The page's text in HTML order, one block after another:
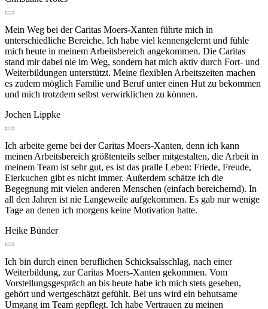
Mein Weg bei der Caritas Moers-Xanten führte mich in
unterschiedliche Bereiche. Ich habe viel kennengelernt und fühle
mich heute in meinem Arbeitsbereich angekommen. Die Caritas
stand mir dabei nie im Weg, sondern hat mich aktiv durch Fort- und
Weiterbildungen unterstützt. Meine flexiblen Arbeitszeiten machen
es zudem möglich Familie und Beruf unter einen Hut zu bekommen
und mich trotzdem selbst verwirklichen zu können.
Jochen Lippke
Ich arbeite gerne bei der Caritas Moers-Xanten, denn ich kann
meinen Arbeitsbereich größtenteils selber mitgestalten, die Arbeit in
meinem Team ist sehr gut, es ist das pralle Leben: Friede, Freude,
Eierkuchen gibt es nicht immer. Außerdem schätze ich die
Begegnung mit vielen anderen Menschen (einfach bereichernd). In
all den Jahren ist nie Langeweile aufgekommen. Es gab nur wenige
Tage an denen ich morgens keine Motivation hatte.
Heike Bünder
Ich bin durch einen beruflichen Schicksalsschlag, nach einer
Weiterbildung, zur Caritas Moers-Xanten gekommen. Vom
Vorstellungsgespräch an bis heute habe ich mich stets gesehen,
gehört und wertgeschätzt gefühlt. Bei uns wird ein behutsame
Umgang im Team gepflegt. Ich habe Vertrauen zu meinen